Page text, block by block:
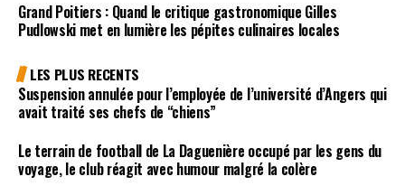
Grand Poitiers : Quand le critique gastronomique Gilles
Pudlowski met en lumière les pépites culinaires locales
LES PLUS RECENTS
Suspension annulée pour l’employée de l’université d’Angers qui
avait traité ses chefs de “chiens”
Le terrain de football de La Daguenière occupé par les gens du
voyage, le club réagit avec humour malgré la colère